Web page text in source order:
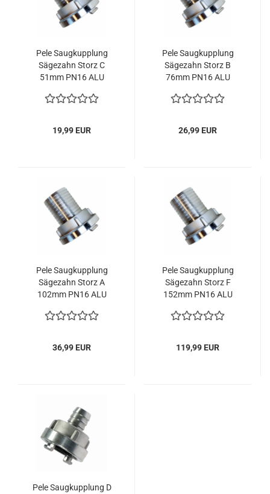
Pele Saugkupplung
Sägezahn Storz C
51mm PN16 ALU
19,99 EUR
Pele Saugkupplung
Sägezahn Storz B
76mm PN16 ALU
26,99 EUR
Pele Saugkupplung
Sägezahn Storz A
102mm PN16 ALU
36,99 EUR
Pele Saugkupplung
Sägezahn Storz F
152mm PN16 ALU
119,99 EUR
Pele Saugkupplung D